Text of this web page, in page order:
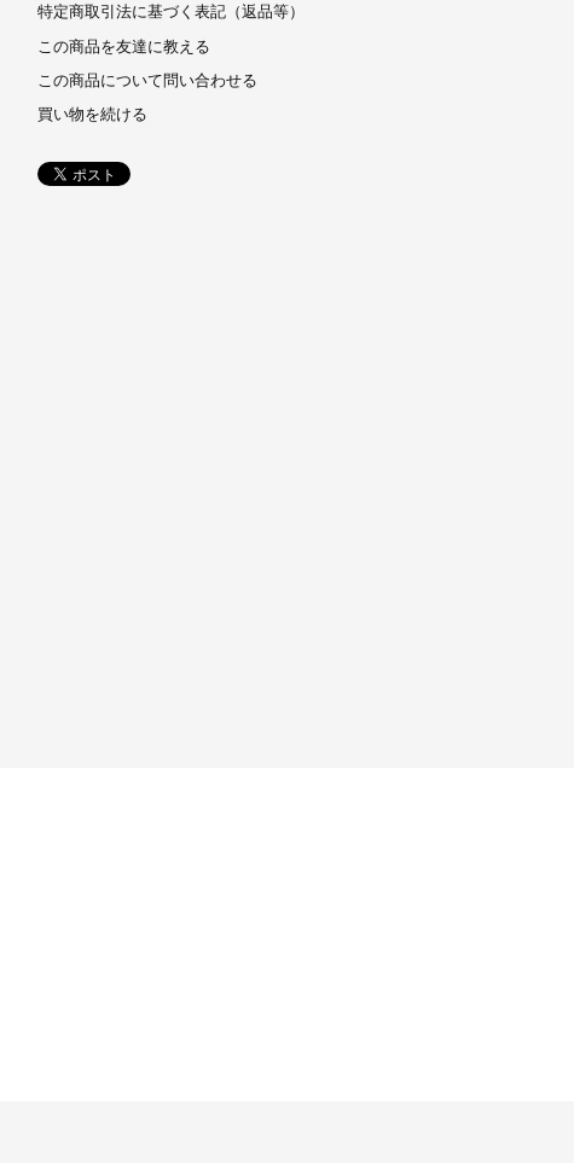
特定商取引法に基づく表記（返品等）
この商品を友達に教える
この商品について問い合わせる
買い物を続ける